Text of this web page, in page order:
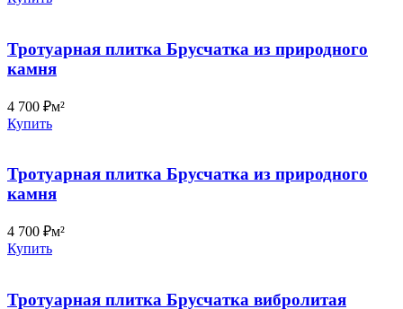
Тротуарная плитка Брусчатка из природного
камня
4 700 ₽м²
Купить
Тротуарная плитка Брусчатка из природного
камня
4 700 ₽м²
Купить
Тротуарная плитка Брусчатка вибролитая